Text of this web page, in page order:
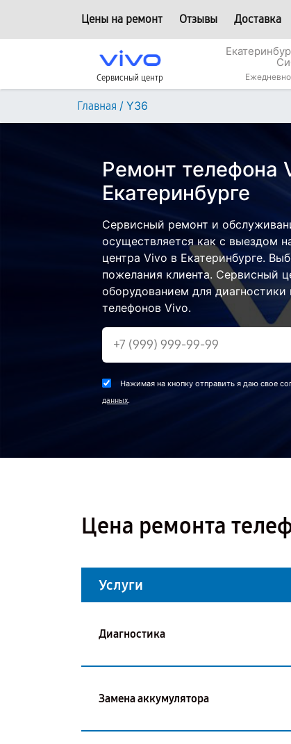
Цены на ремонт Отзывы Доставка
Сервисный центр
Главная / Y36
Ремонт телефона
Екатеринбурге
Сервисный ремонт и
осуществляется как с выездом
центра Vivo в Екатеринбурге.
пожелания клиента. Сервисный
оборудованием для
телефонов Vivo.
Нажимая на кнопку отправить я даю свое
данных.
Цена ремонта
Услуги
Диагностика
Замена аккумулятора